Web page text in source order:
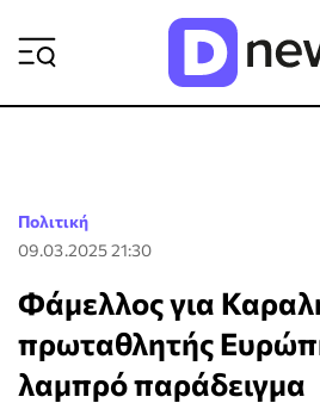
Πολιτική
09.03.2025 21:30
Φάμελλος για
πρωταθλητής
λαμπρό παράδειγμα